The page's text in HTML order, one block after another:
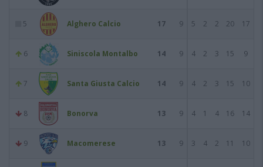
5 Alghero Calcio 17 9 5 2 2 20 17
6 Siniscola Montalbo 14 9 4 2 3 15 9
7 Santa Giusta Calcio 14 9 4 2 3 15 10
8 Bonorva 13 9 4 1 4 16 14
9 Macomerese 13 9 3 4 2 11 10